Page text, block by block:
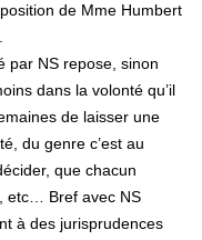
de Mme Humbert
par NS repose, sinon
dans la volonté qu’il
de laisser une
du genre c’est au
que chacun
etc… Bref avec NS
à des jurisprudences